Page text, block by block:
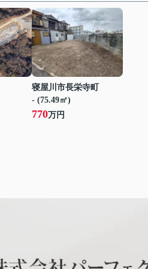
寝屋川市長栄寺町
- (75.49㎡)
770万円